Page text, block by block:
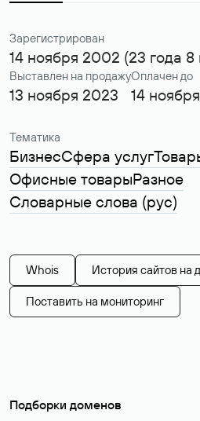
Зарегистрирован
14 ноября 2002 (23 года 8
Выставлен на продажу
13 ноября 2023
Оплачен до
14
Тематика
БизнесСфера услуг
Офисные товарыРазное
Словарные слова (рус)
Whois История сайтов на
Поставить на мониторинг
Подборки доменов